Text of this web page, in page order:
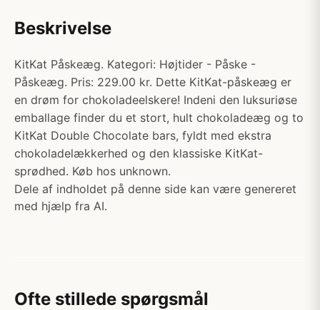
Beskrivelse
KitKat Påskeæg. Kategori: Højtider - Påske -
Påskeæg. Pris: 229.00 kr. Dette KitKat-påskeæg er
en drøm for chokoladeelskere! Indeni den luksuriøse
emballage finder du et stort, hult chokoladeæg og to
KitKat Double Chocolate bars, fyldt med ekstra
chokoladelækkerhed og den klassiske KitKat-
sprødhed. Køb hos unknown.
Dele af indholdet på denne side kan være genereret
med hjælp fra AI.
Ofte stillede spørgsmål